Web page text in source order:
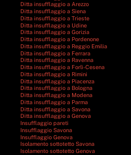
Ditta insufflaggio a Arezzo
Ditta insufflaggio a Siena
Ditta insufflaggio a Trieste
Ditta insufflaggio a Udine
Ditta insufflaggio a Gorizia
Ditta insufflaggio a Pordenone
Ditta insufflaggio a Reggio Emilia
Ditta insufflaggio a Ferrara
Ditta insufflaggio a Ravenna
Ditta insufflaggio a Forlì-Cesena
Ditta insufflaggio a Rimini
Ditta insufflaggio a Piacenza
Ditta insufflaggio a Bologna
Ditta insufflaggio a Modena
Ditta insufflaggio a Parma
Ditta insufflaggio a Savona
Ditta insufflaggio a Genova
Insufflaggio pareti
Insufflaggio Savona
Insufflaggio Genova
Isolamento sottotetto Savona
Isolamento sottotetto Genova